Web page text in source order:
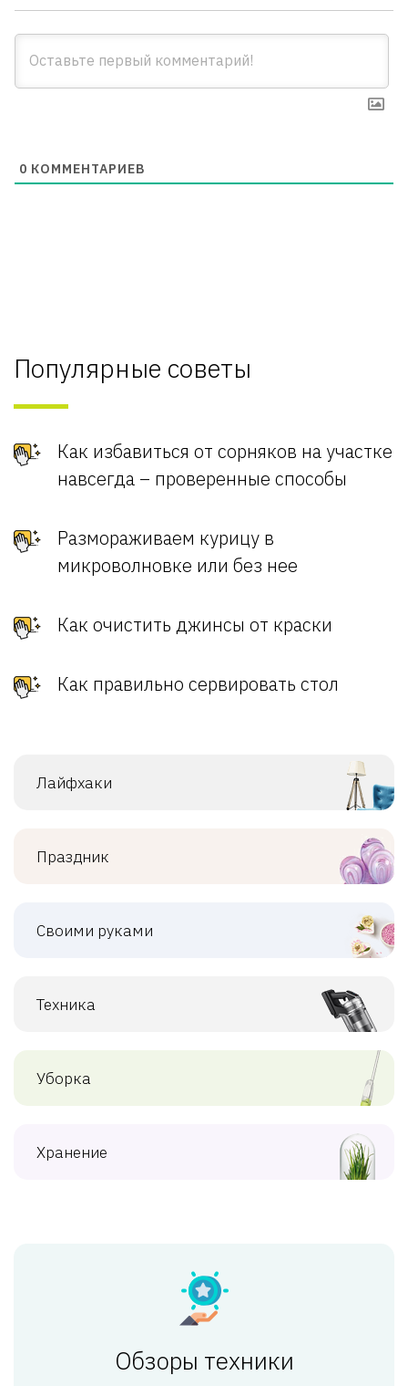
0 КОММЕНТАРИЕВ
Популярные советы
Как избавиться от сорняков на участке
навсегда – проверенные способы
Размораживаем курицу в
микроволновке или без нее
Как очистить джинсы от краски
Как правильно сервировать стол
Лайфхаки
Праздник
Своими руками
Техника
Уборка
Хранение
Обзоры техники